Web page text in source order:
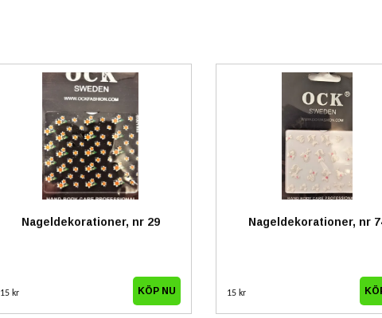
Nageldekorationer, nr 29
15 kr
Nageldekorationer, nr
15 kr